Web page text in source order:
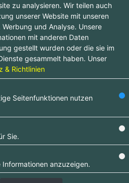
-> Spielzeug (alt)
Newsletter an, um kein
zu analysieren. Wir teilen auch
unserer Website mit unseren
und Analyse. Unsere
mit anderen Daten
gestellt wurden oder die sie im
gesammelt haben. Unser
& Richtlinien
Seitenfunktionen nutzen
Sie.
anzuzeigen.